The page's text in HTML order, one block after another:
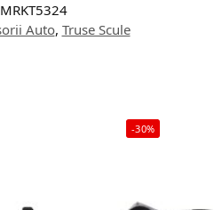
MRKT5324
Auto, Truse Scule
-30%